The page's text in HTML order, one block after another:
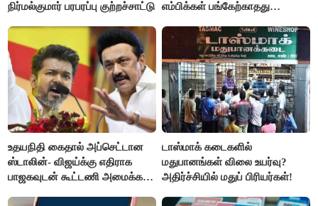
நிர்மல்குமார் பரபரப்பு குற்றச்சாட்டு
எம்பிக்கள் பங்கேற்காதது
உதயநிதி கைதால் அப்செட்டான
ஸ்டாலின்- விஜய்க்கு எதிராக
பாஜகவுடன் கூட்டணி அமைக்க
டாஸ்மாக் கடைகளில்
மதுபானங்கள் விலை உயர்வு?
அதிர்ச்சியில் மதுப் பிரியர்கள்!